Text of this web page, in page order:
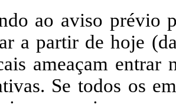
ao aviso prévio
a partir de hoje
ameaçam entrar
Se todos os